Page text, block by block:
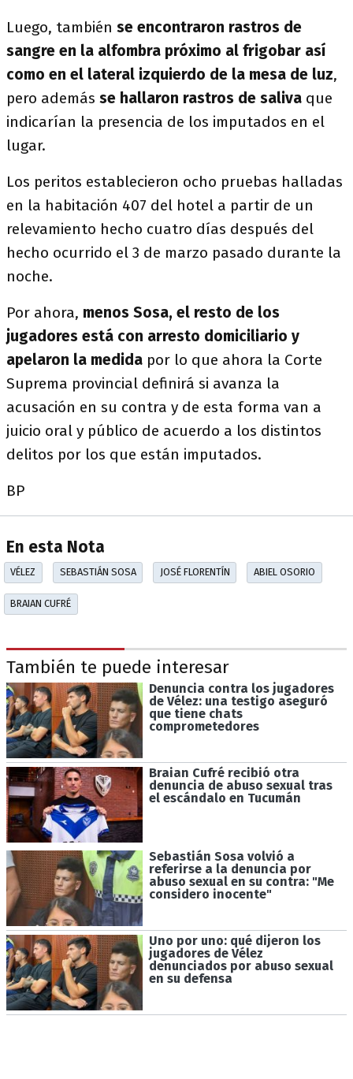
Luego, también se encontraron rastros de
sangre en la alfombra próximo al frigobar así
como en el lateral izquierdo de la mesa de luz,
pero además se hallaron rastros de saliva que
indicarían la presencia de los imputados en el
lugar.
Los peritos establecieron ocho pruebas halladas
en la habitación 407 del hotel a partir de un
relevamiento hecho cuatro días después del
hecho ocurrido el 3 de marzo pasado durante la
noche.
Por ahora, menos Sosa, el resto de los
jugadores está con arresto domiciliario y
apelaron la medida por lo que ahora la Corte
Suprema provincial definirá si avanza la
acusación en su contra y de esta forma van a
juicio oral y público de acuerdo a los distintos
delitos por los que están imputados.
BP
En esta Nota
VÉLEZ SEBASTIÁN SOSA JOSÉ FLORENTÍN ABIEL OSORIO
BRAIAN CUFRÉ
También te puede interesar
Denuncia contra los jugadores
de Vélez: una testigo aseguró
que tiene chats
comprometedores
Braian Cufré recibió otra
denuncia de abuso sexual tras
el escándalo en Tucumán
Sebastián Sosa volvió a
referirse a la denuncia por
abuso sexual en su contra: "Me
considero inocente"
Uno por uno: qué dijeron los
jugadores de Vélez
denunciados por abuso sexual
en su defensa